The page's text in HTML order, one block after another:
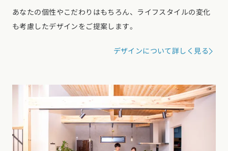
あなたの個性やこだわりはもちろん、ライフスタイルの変化
も考慮したデザインをご提案します。
デザインについて詳しく見る